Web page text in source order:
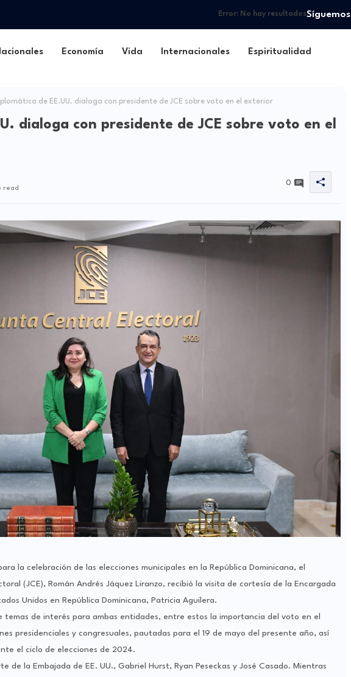
Error:No hay resultadosSíguemos
Economía Vida Internacionales Espiritualidad
de EE.UU. dialoga con presidente de JCE sobre voto en el exterior
dialoga con presidente de JCE sobre voto en el
read
0
la celebración de las elecciones municipales en la República Dominicana, el
(JCE), Román Andrés Jáquez Liranzo, recibió la visita de cortesía de la Encargada
Unidos en República Dominicana, Patricia Aguilera.
temas de interés para ambas entidades, entre estos la importancia del voto en el
presidenciales y congresuales, pautadas para el 19 de mayo del presente año, así
el ciclo de elecciones de 2024.
de la Embajada de EE. UU., Gabriel Hurst, Ryan Peseckas y José Casado. Mientras